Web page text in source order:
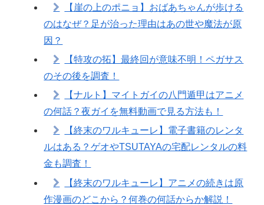
【崖の上のポニョ】おばあちゃんが歩ける
のはなぜ？足が治った理由はあの世や魔法が原
因？
【特攻の拓】最終回が意味不明！ペガサス
のその後を調査！
【ナルト】マイトガイの八門遁甲はアニメ
の何話？夜ガイを無料動画で見る方法も！
【終末のワルキューレ】電子書籍のレンタ
ルはある？ゲオやTSUTAYAの宅配レンタルの料
金も調査！
【終末のワルキューレ】アニメの続きは原
作漫画のどこから？何巻の何話からか解説！